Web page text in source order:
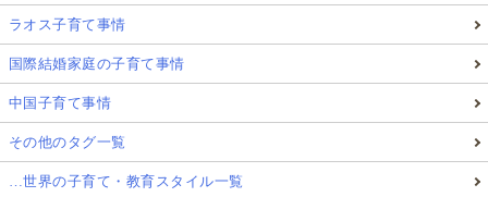
ラオス子育て事情
国際結婚家庭の子育て事情
中国子育て事情
その他のタグ一覧
…世界の子育て・教育スタイル一覧